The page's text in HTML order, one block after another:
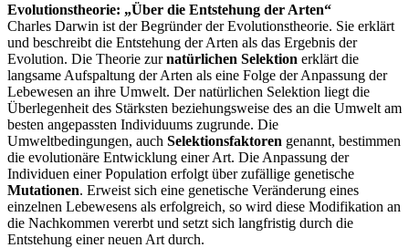
Evolutionstheorie: „Über die Entstehung der Arten“
Charles Darwin ist der Begründer der Evolutionstheorie. Sie erklärt
und beschreibt die Entstehung der Arten als das Ergebnis der
Evolution. Die Theorie zurnatürlichen Selektion erklärt die
langsame Aufspaltung der Arten als eine Folge der Anpassung der
Lebewesen an ihre Umwelt. Der natürlichen Selektion liegt die
Überlegenheit des Stärksten beziehungsweise des an die Umwelt am
besten angepassten Individuums zugrunde. Die
Umweltbedingungen, auch Selektionsfaktoren genannt, bestimmen
die evolutionäre Entwicklung einer Art. Die Anpassung der
Individuen einer Population erfolgt über zufällige genetische
Mutationen. Erweist sich eine genetische Veränderung eines
einzelnen Lebewesens als erfolgreich, so wird diese Modifikation an
die Nachkommen vererbt und setzt sich langfristig durch die
Entstehung einer neuen Art durch.